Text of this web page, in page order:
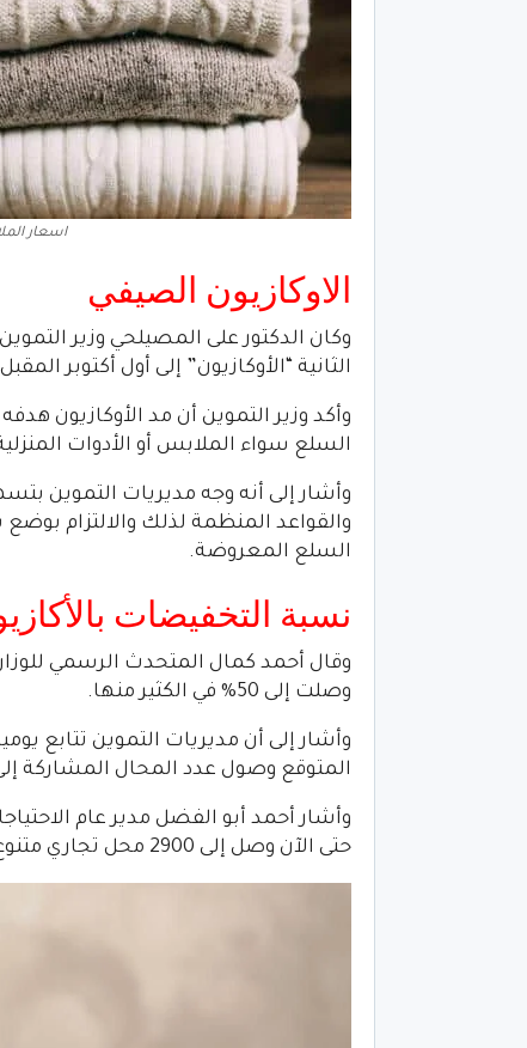
اسعار
الاوكازيون الصيفي
وكان الدكتور على المصيلحي وزير التموين
الثانية “الأوكازيون” إلى أول أكتوبر
وأكد وزير التموين أن مد الأوكازيون
السلع سواء الملابس أو الأدوات
وأشار إلى أنه وجه مديريات التموين
والقواعد المنظمة لذلك والالتزام
السلع المعروضة.
نسبة التخفيضات
وقال أحمد كمال المتحدث الرسمي
وصلت إلى 50% في الكثير منها.
وأشار إلى أن مديريات التموين تتابع
المتوقع وصول عدد المحال المشاركة إلى 3500 محل
وأشار أحمد أبو الفضل مدير عام
حتى الآن وصل إلى 2900 محل تجاري متنوع ما بين محال ملابس وأدوات منزلية ومصنوعات جلدية.